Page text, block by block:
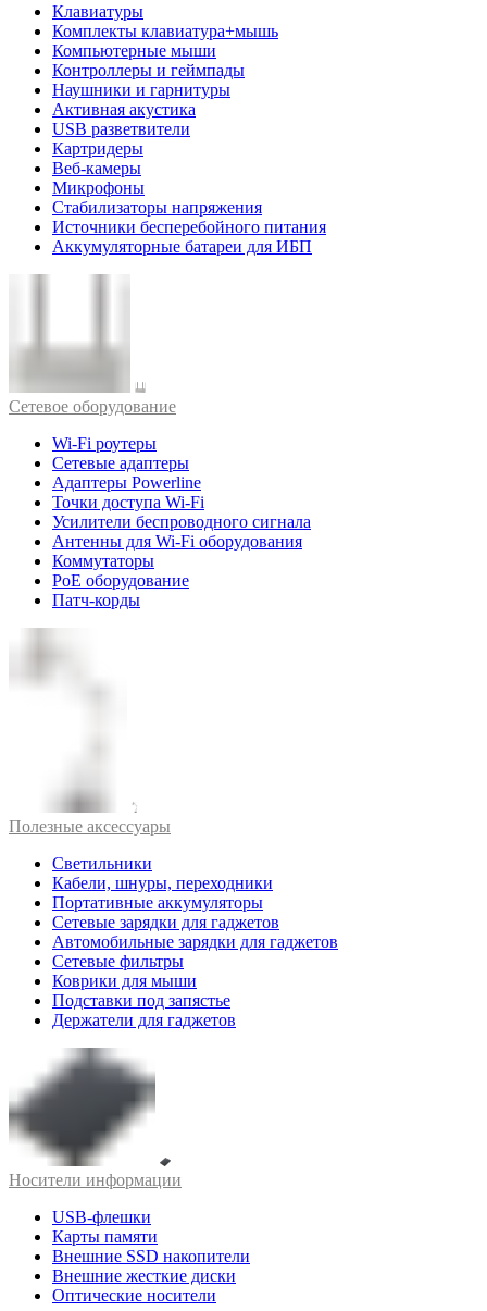
Клавиатуры
Комплекты клавиатура+мышь
Компьютерные мыши
Контроллеры и геймпады
Наушники и гарнитуры
Активная акустика
USB разветвители
Картридеры
Веб-камеры
Микрофоны
Стабилизаторы напряжения
Источники бесперебойного питания
Аккумуляторные батареи для ИБП
Cетевое оборудование
Wi-Fi роутеры
Сетевые адаптеры
Адаптеры Powerline
Точки доступа Wi-Fi
Усилители беспроводного сигнала
Антенны для Wi-Fi оборудования
Коммутаторы
PoE оборудование
Патч-корды
Полезные аксессуары
Светильники
Кабели, шнуры, переходники
Портативные аккумуляторы
Сетевые зарядки для гаджетов
Автомобильные зарядки для гаджетов
Сетевые фильтры
Коврики для мыши
Подставки под запястье
Держатели для гаджетов
Носители информации
USB-флешки
Карты памяти
Внешние SSD накопители
Внешние жесткие диски
Оптические носители